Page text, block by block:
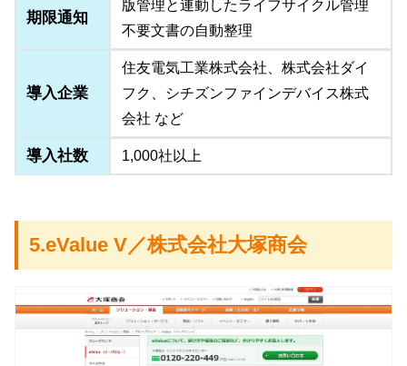
期限通知
版管理と連動したライフサイクル管理
不要文書の自動整理
導入企業
住友電気工業株式会社、株式会社ダイ
フク、シチズンファインデバイス株式
会社 など
導入社数 1,000社以上
5.eValue V／株式会社大塚商会